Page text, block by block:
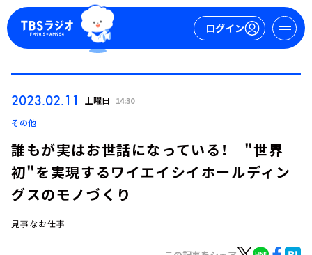
ログイン
2023.02.11 土曜日 14:30
その他
誰もが実はお世話になっている！ "世界
初"を実現するワイエイシイホールディン
グスのモノづくり
見事なお仕事